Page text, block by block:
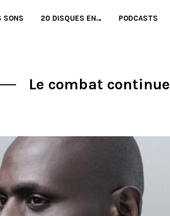
SONS 20 DISQUES EN… PODCASTS
Le combat continue